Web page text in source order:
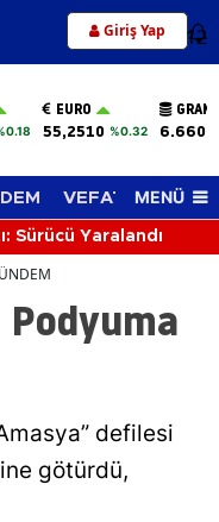
Giriş Yap 12
EURO
55,2510 %0.32
VEFAT EDENLER
MENÜ
Sürücü Yaralandı
Podyuma
defilesi
götürdü,